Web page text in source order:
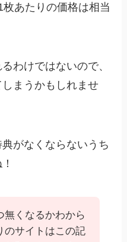
あたりの価格は相当
わけではないので、
しまうかもしれませ
がなくならないうち
無くなるかわから
のサイトはこの記